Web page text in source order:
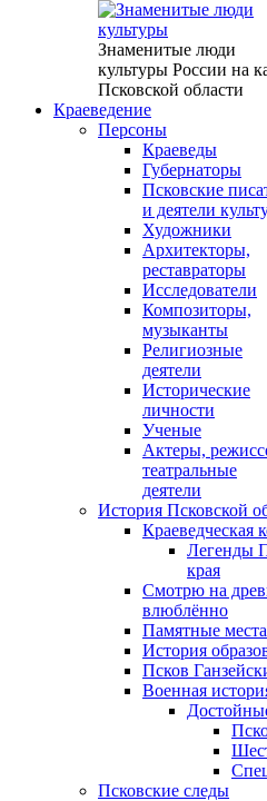
Знаменитые люди
культуры России на
Псковской области
Краеведение
Персоны
Краеведы
Губернаторы
Псковские
и деятели
Художники
Архитекторы,
реставраторы
Исследователи
Композиторы,
музыканты
Религиозные
деятели
Исторические
личности
Ученые
Актеры,
театральные
деятели
История Псковской
Краеведческая
Легенды
края
Смотрю на
влюблённо
Памятные места
История
Псков
Военная
Псковские следы